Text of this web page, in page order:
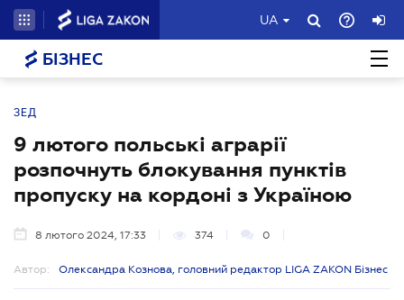
UA
БІЗНЕС
ЗЕД
9 лютого польські аграрії
розпочнуть блокування пунктів
пропуску на кордоні з Україною
8 лютого 2024, 17:33 374 0
Автор: Олександра Кознова, головний редактор LIGA ZAKON Бізнес